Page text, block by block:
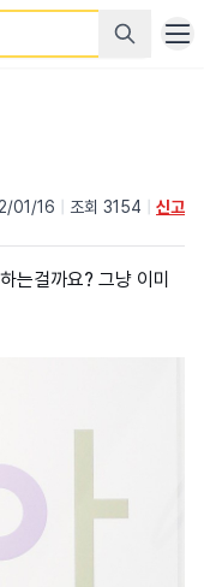
01/16 조회 3154 신고
는걸까요? 그냥 이미